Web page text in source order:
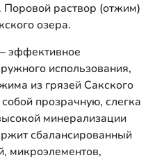
Поровой раствор (отжим)
озера.
эффективное
использования,
из грязей Сакского
прозрачную, слегка
минерализации
сбалансированный
микроэлементов,